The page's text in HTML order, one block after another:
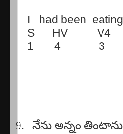
I had been eating
S
HV V4
1
4 3
9. నేను అన్నం తింటాను